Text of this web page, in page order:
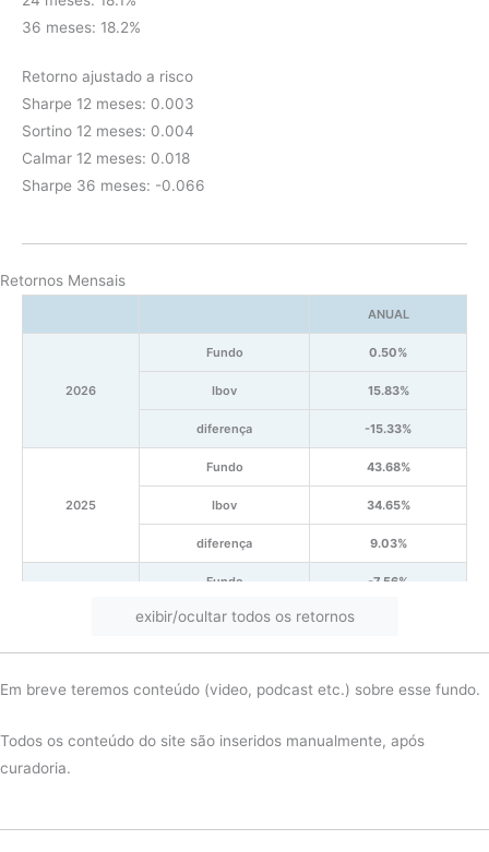
36 meses: 18.2%
Retorno ajustado a risco
Sharpe 12 meses: 0.003
Sortino 12 meses: 0.004
Calmar 12 meses: 0.018
Sharpe 36 meses: -0.066
Retornos Mensais
ANUAL
2026
Fundo 0.50%
Ibov 15.83%
diferença -15.33%
2025
Fundo 43.68%
Ibov 34.65%
diferença 9.03%
Fundo -7.56%
Ibov
diferença -0.35%
2023
Fundo 25.78%
Ibov 26.57%
exibir/ocultar todos os retornos
Em breve teremos conteúdo (video, podcast etc.) sobre esse fundo.
Todos os conteúdo do site são inseridos manualmente, após
curadoria.